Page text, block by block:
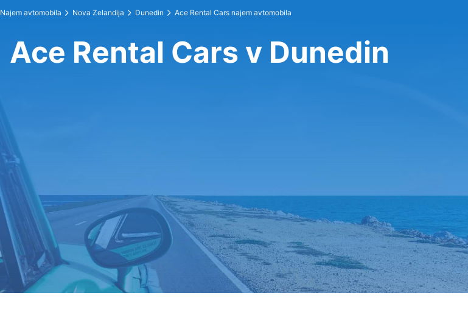
Najem avtomobila Nova Zelandija Dunedin Ace Rental Cars najem avtomobila
Ace Rental Cars v Dunedin